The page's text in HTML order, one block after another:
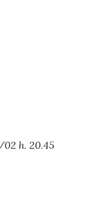
02 h. 20.45